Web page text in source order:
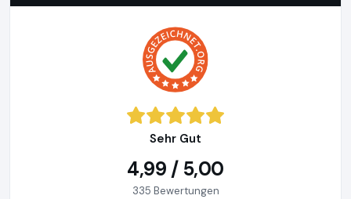
Sehr Gut
4,99 / 5,00
335 Bewertungen